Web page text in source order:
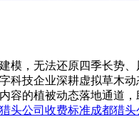
，无法还原四季长势
技企业深耕虚拟草木
的植被动态落地通道
头公司收费标准成都猎头